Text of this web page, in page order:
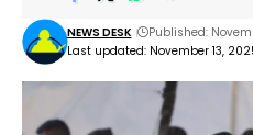
Last updated: November 13,
NEWS DESK Published: